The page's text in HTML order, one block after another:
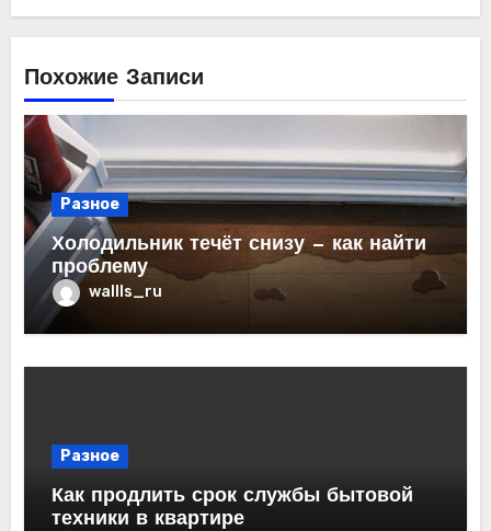
Похожие Записи
Разное
Холодильник течёт снизу — как найти
проблему
wallls_ru
Разное
Как продлить срок службы бытовой
техники в квартире